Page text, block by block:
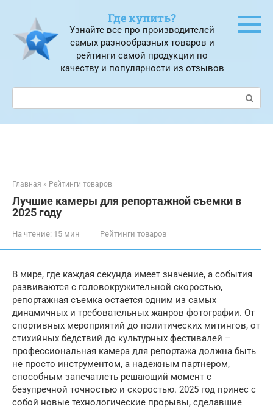
контенту
Где купить?
Узнайте все про производителей
самых разнообразных товаров и
рейтинги самой продукции по
качеству и популярности из отзывов
Поиск:
Главная » Рейтинги товаров
Лучшие камеры для репортажной съемки в
2025 году
На чтение: 15 мин Рейтинги товаров
В мире, где каждая секунда имеет значение, а события
развиваются с головокружительной скоростью,
репортажная съемка остается одним из самых
динамичных и требовательных жанров фотографии. От
спортивных мероприятий до политических митингов, от
стихийных бедствий до культурных фестивалей –
профессиональная камера для репортажа должна быть
не просто инструментом, а надежным партнером,
способным запечатлеть решающий момент с
безупречной точностью и скоростью. 2025 год принес с
собой новые технологические прорывы, сделавшие